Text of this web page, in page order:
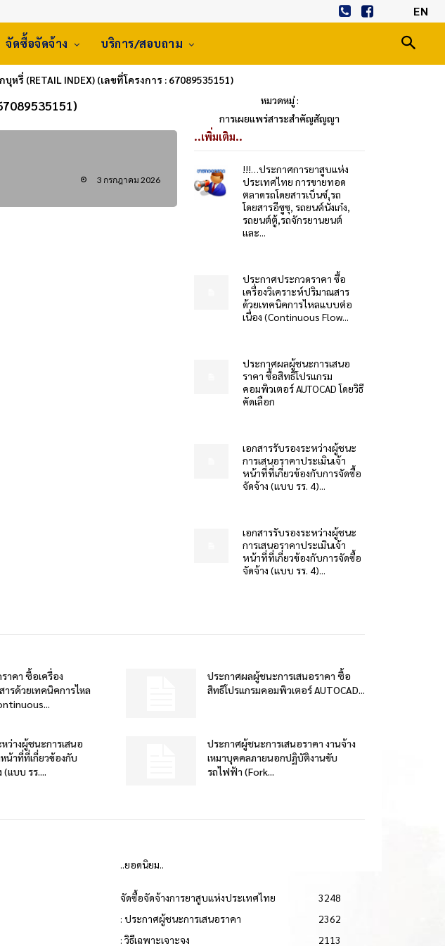
EN
จัดซื้อจัดจ้าง บริการ/สอบถาม
รี่ (RETAIL INDEX) (เลขที่โครงการ : 67089535151)
หมวดหมู่ :
การเผยแพร่สาระสำคัญสัญญา
3 กรกฎาคม 2026
..เพิ่มเติม..
!!!…ประกาศการยาสูบแห่ง
ประเทศไทย การขายทอด
ตลาดรถโดยสารเบ็นซ์,รถ
โดยสารอีซูซุ, รถยนต์นั่งเก๋ง,
รถยนต์ตู้,รถจักรยานยนต์
และ...
ประกาศประกวดราคา ซื้อ
เครื่องวิเคราะห์ปริมาณสาร
ด้วยเทคนิคการไหลแบบต่อ
เนื่อง (Continuous Flow...
ประกาศผลผู้ชนะการเสนอ
ราคา ซื้อสิทธิโปรแกรม
คอมพิวเตอร์ AUTOCAD โดยวิธี
คัดเลือก
เอกสารรับรองระหว่างผู้ชนะ
การเสนอราคาประเมินเจ้า
หน้าที่ที่เกี่ยวข้องกับการจัดซื้อ
จัดจ้าง (แบบ รร. 4)...
เอกสารรับรองระหว่างผู้ชนะ
การเสนอราคาประเมินเจ้า
หน้าที่ที่เกี่ยวข้องกับการจัดซื้อ
จัดจ้าง (แบบ รร. 4)...
าคา ซื้อเครื่อง
ารด้วยเทคนิคการไหล
ประกาศผลผู้ชนะการเสนอราคา ซื้อ
สิทธิโปรแกรมคอมพิวเตอร์ AUTOCAD...
ว่างผู้ชนะการเสนอ
น้าที่ที่เกี่ยวข้องกับ
แบบ รร....
ประกาศผู้ชนะการเสนอราคา งานจ้าง
เหมาบุคคลภายนอกปฏิบัติงานขับ
รถไฟฟ้า (Fork...
..ยอดนิยม..
จัดซื้อจัดจ้างการยาสูบแห่งประเทศไทย
3248
: ประกาศผู้ชนะการเสนอราคา
2362
: วิธีเฉพาะเจาะจง
2113